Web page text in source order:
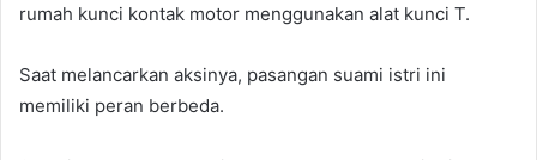
rumah kunci kontak motor menggunakan alat kunci T.
Saat melancarkan aksinya, pasangan suami istri ini
memiliki peran berbeda.